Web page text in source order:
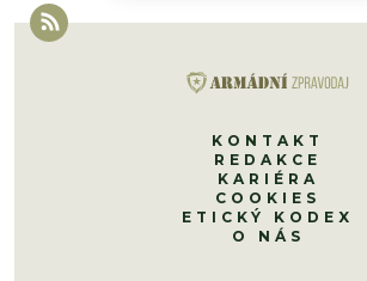
KONTAKT
REDAKCE
KARIÉRA
COOKIES
ETICKÝ KODEX
O NÁS